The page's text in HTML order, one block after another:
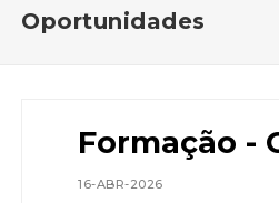
Oportunidades
Formação -
16-ABR-2026